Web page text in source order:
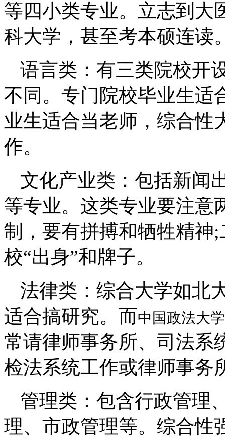
等四小类专业。立志到大
科大学，甚至考本硕连读
语言类：有三类院校开
不同。专门院校毕业生适
业生适合当老师，综合性
作。
文化产业类：包括新闻
等专业。这类专业要注意
制，要有拼搏和牺牲精神
校“出身”和牌子。
法律类：综合大学如北
适合搞研究。而中国政法大学
常请律师事务所、司法系
检法系统工作或律师事务
管理类：包含行政管理
理、市政管理等。综合性